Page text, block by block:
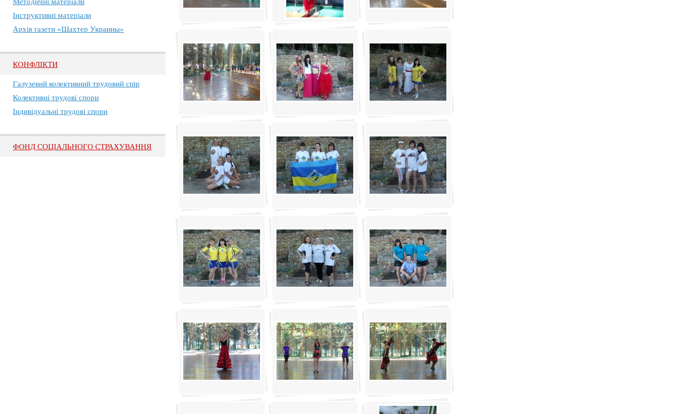
Інструктивні матеріали
Архів газети «Шахтер Украины»
КОНФЛІКТИ
Галузевий колективний трудовий спір
Колективні трудові спори
Індивідуальні трудові спори
ФОНД СОЦІАЛЬНОГО СТРАХУВАННЯ